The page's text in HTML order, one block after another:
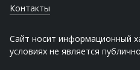
Контакты
Сайт носит информационный
условиях не является